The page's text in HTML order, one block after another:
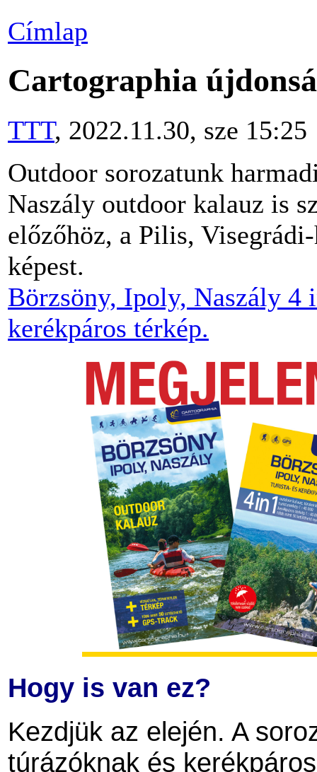
Címlap
Cartographia
TTT, 2022.11.30, sze 15:25
Outdoor sorozatunk
Naszály outdoor kalauz is
előzőhöz, a Pilis,
képest.
Börzsöny, Ipoly, Naszály 4
kerékpáros térkép.
Hogy is van ez?
Kezdjük az elején. A
túrázóknak és